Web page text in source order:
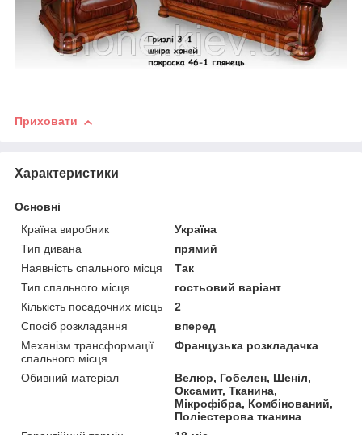
Приховати
Характеристики
Основні
Країна виробник
Україна
Тип дивана
прямий
Наявність спального місця
Так
Тип спального місця
гостьовий варіант
Кількість посадочних місць
2
Спосіб розкладання
вперед
Механізм трансформації
спального місця
Французька розкладачка
Обивний матеріал
Велюр, Гобелен, Шеніл,
Оксамит, Тканина,
Мікрофібра, Комбінований,
Поліестерова тканина